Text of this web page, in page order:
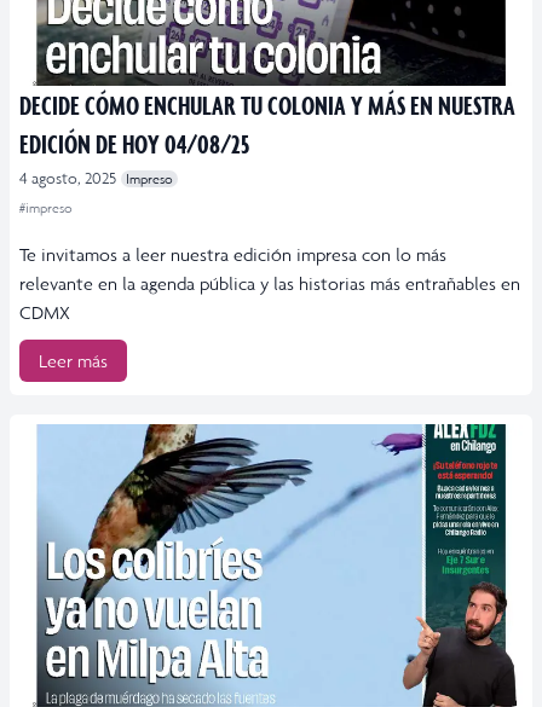
DECIDE CÓMO ENCHULAR TU COLONIA Y MÁS EN NUESTRA
EDICIÓN DE HOY 04/08/25
4 agosto, 2025
Impreso
#impreso
Te invitamos a leer nuestra edición impresa con lo más
relevante en la agenda pública y las historias más entrañables en
CDMX
Leer más